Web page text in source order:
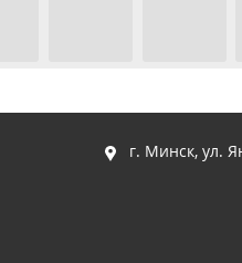
г. Минск, ул.